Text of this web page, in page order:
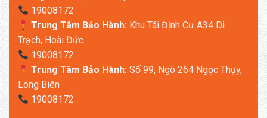
Máy massage mắt Xiaomi MJYBAM01YMYY
lớp túi khí 3D với 3 mức điều chỉnh cường độ túi khí giúp
mang đến các động tác massage êm ái hơn cho vùng mắt. Cụ
thể, theo các đường viền xung quanh mắt sẽ có 5 túi khí lớn
chồng lên 4 túi khí nhỏ riêng lẻ và có thể điều chỉnh 3 mức
cường độ túi khí, giúp mang lại hiệu quả massage ổn định và
19008172
Trung Tâm Bảo Hành:Khu Tái Định Cư A34 Di
Trạch, Hoài Đức
19008172
Trung Tâm Bảo Hành:Số 99, Ngõ 264 Ngọc Thụy,
Long Biên
19008172